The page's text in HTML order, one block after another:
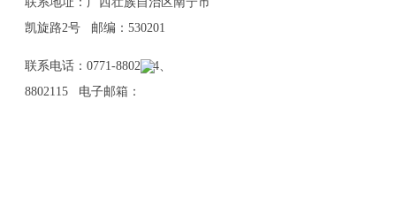
凯旋路2号 邮编：530201
联系电话：0771-8802114、
8802115 电子邮箱：